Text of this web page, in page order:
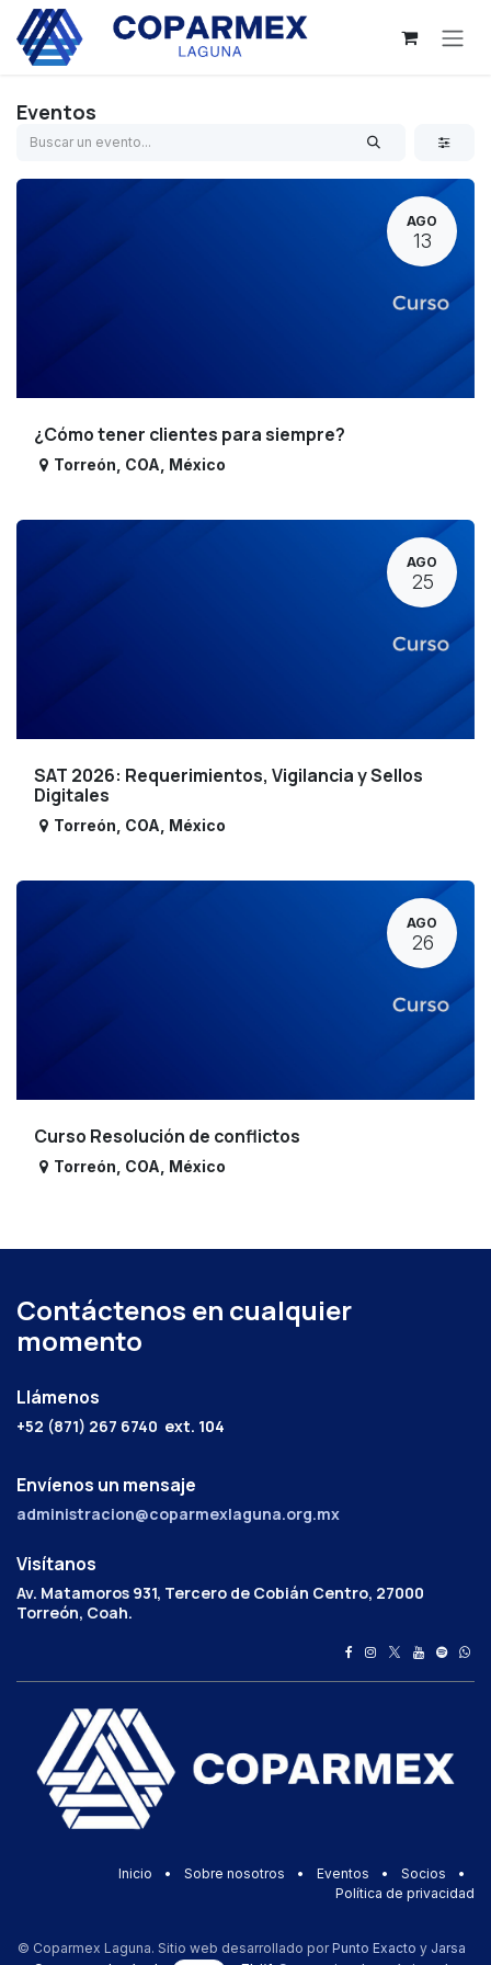
Ir al contenido
Eventos
AGO
13
¿Cómo tener clientes para siempre?
Torreón COA México
AGO
25
SAT 2026: Requerimientos, Vigilancia y Sellos
Digitales
Torreón COA México
AGO
26
Curso Resolución de conflictos
Torreón COA México
Contáctenos en cualquier
momento
Llámenos
+52 (871) 267 6740 ext. 104
Envíenos un mensaje
administracion@coparmexlaguna.org.mx
Visítanos
Av. Matamoros 931, Tercero de Cobián Centro, 27000
Torreón, Coah.
Inicio • Sobre nosotros • Eventos • Socios
•
Política de privacidad
© Coparmex Laguna. Sitio web desarrollado por Punto Exacto y Jarsa